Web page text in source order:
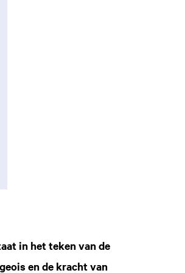
in het teken van de
en de kracht van